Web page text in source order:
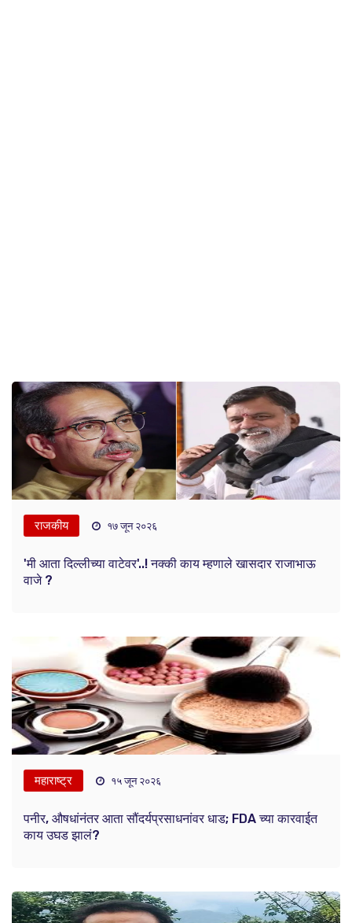
राजकीय १७ जून २०२६
'मी आता दिल्लीच्या वाटेवर'..! नक्की काय म्हणाले खासदार राजाभाऊ
वाजे ?
महाराष्ट्र १५ जून २०२६
पनीर, औषधांनंतर आता सौंदर्यप्रसाधनांवर धाड; FDA च्या कारवाईत
काय उघड झालं?